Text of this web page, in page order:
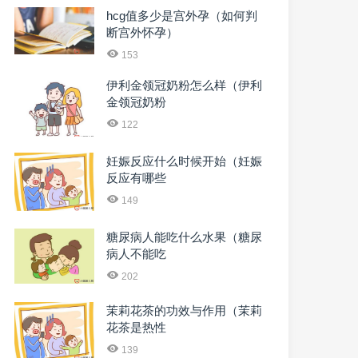
hcg值多少是宫外孕（如何判
断宫外怀孕）
153
伊利金领冠奶粉怎么样（伊利
金领冠奶粉
122
妊娠反应什么时候开始（妊娠
反应有哪些
149
糖尿病人能吃什么水果（糖尿
病人不能吃
202
茉莉花茶的功效与作用（茉莉
花茶是热性
139